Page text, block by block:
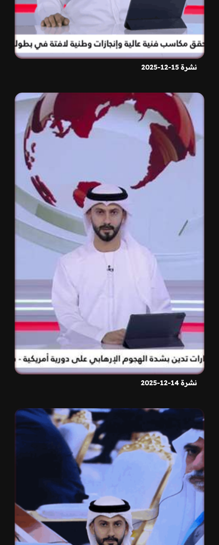
نشرة 15-12-2025
نشرة 14-12-2025